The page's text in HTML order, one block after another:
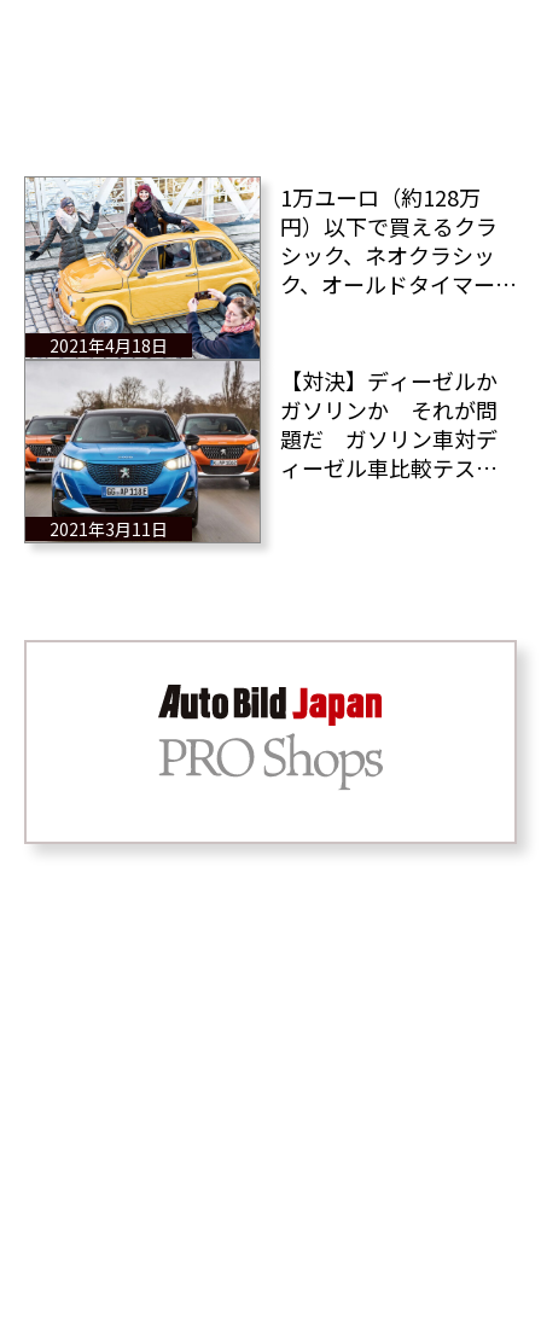
2021年4月18日
1万ユーロ（約128万
円）以下で買えるクラ
シック、ネオクラシッ
ク、オールドタイマー＆
2021年3月11日
【対決】ディーゼルか
ガソリンか それが問
題だ ガソリン車対デ
ィーゼル車比較テスト